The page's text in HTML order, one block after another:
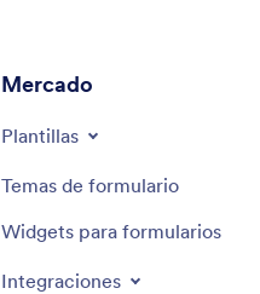
Mercado
Plantillas
Temas de formulario
Widgets para formularios
Integraciones